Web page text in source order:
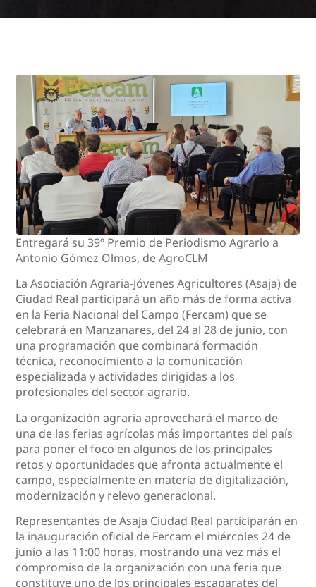
Entregará su 39º Premio de Periodismo Agrario a
Antonio Gómez Olmos, de AgroCLM
La Asociación Agraria-Jóvenes Agricultores (Asaja) de
Ciudad Real participará un año más de forma activa
en la Feria Nacional del Campo (Fercam) que se
celebrará en Manzanares, del 24 al 28 de junio, con
una programación que combinará formación
técnica, reconocimiento a la comunicación
especializada y actividades dirigidas a los
profesionales del sector agrario.
La organización agraria aprovechará el marco de
una de las ferias agrícolas más importantes del país
para poner el foco en algunos de los principales
retos y oportunidades que afronta actualmente el
campo, especialmente en materia de digitalización,
modernización y relevo generacional.
Representantes de Asaja Ciudad Real participarán en
la inauguración oficial de Fercam el miércoles 24 de
junio a las 11:00 horas, mostrando una vez más el
compromiso de la organización con una feria que
constituye uno de los principales escaparates del